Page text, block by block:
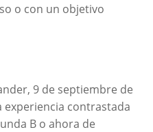
o con un objetivo
9 de septiembre de
experiencia contrastada
B o ahora de